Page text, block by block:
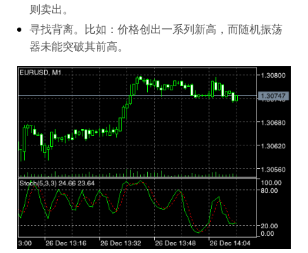
则卖出。
寻找背离。比如：价格创出一系列新高，而随机振荡
器未能突破其前高。